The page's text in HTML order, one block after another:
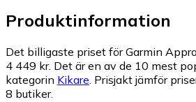
Produktinformation
Det billigaste priset för Garmin
4 449 kr. Det är en av de 10 mest
kategorin Kikare. Prisjakt jämför
8 butiker.